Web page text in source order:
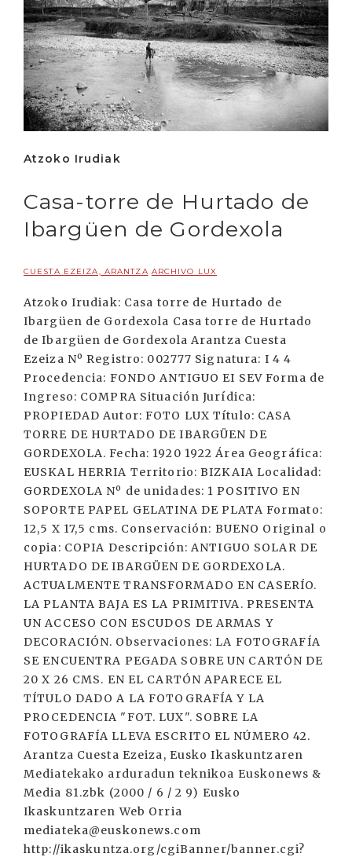
Atzoko Irudiak
Casa-torre de Hurtado de
Ibargüen de Gordexola
CUESTA EZEIZA, ARANTZA ARCHIVO LUX
Atzoko Irudiak: Casa torre de Hurtado de
Ibargüen de Gordexola Casa torre de Hurtado
de Ibargüen de Gordexola Arantza Cuesta
Ezeiza Nº Registro: 002777 Signatura: I 4 4
Procedencia: FONDO ANTIGUO EI SEV Forma de
Ingreso: COMPRA Situación Jurídica:
PROPIEDAD Autor: FOTO LUX Título: CASA
TORRE DE HURTADO DE IBARGÜEN DE
GORDEXOLA. Fecha: 1920 1922 Área Geográfica:
EUSKAL HERRIA Territorio: BIZKAIA Localidad:
GORDEXOLA Nº de unidades: 1 POSITIVO EN
SOPORTE PAPEL GELATINA DE PLATA Formato:
12,5 X 17,5 cms. Conservación: BUENO Original o
copia: COPIA Descripción: ANTIGUO SOLAR DE
HURTADO DE IBARGÜEN DE GORDEXOLA.
ACTUALMENTE TRANSFORMADO EN CASERÍO.
LA PLANTA BAJA ES LA PRIMITIVA. PRESENTA
UN ACCESO CON ESCUDOS DE ARMAS Y
DECORACIÓN. Observaciones: LA FOTOGRAFÍA
SE ENCUENTRA PEGADA SOBRE UN CARTÓN DE
20 X 26 CMS. EN EL CARTÓN APARECE EL
TÍTULO DADO A LA FOTOGRAFÍA Y LA
PROCEDENCIA "FOT. LUX". SOBRE LA
FOTOGRAFÍA LLEVA ESCRITO EL NÚMERO 42.
Arantza Cuesta Ezeiza, Eusko Ikaskuntzaren
Mediatekako arduradun teknikoa Euskonews &
Media 81.zbk (2000 / 6 / 2 9) Eusko
Ikaskuntzaren Web Orria
mediateka@euskonews.com
http://ikaskuntza.org/cgiBanner/banner.cgi?